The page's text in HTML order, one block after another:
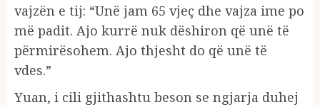
vajzën e tij: “Unë jam 65 vjeç dhe vajza ime po
më padit. Ajo kurrë nuk dëshiron që unë të
përmirësohem. Ajo thjesht do që unë të
vdes.”
Yuan, i cili gjithashtu beson se ngjarja duhej